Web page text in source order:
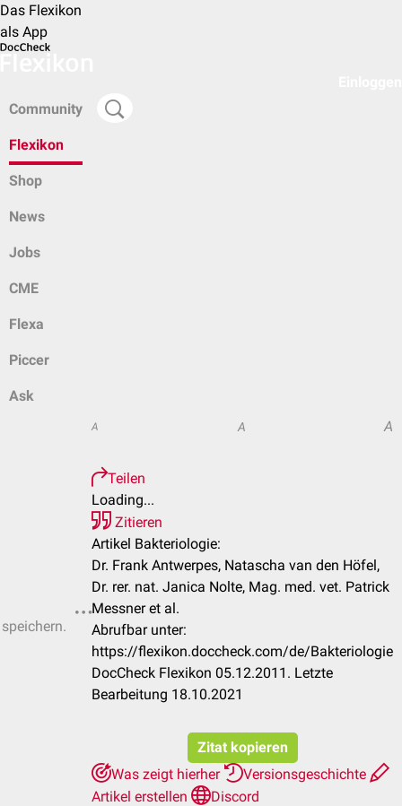
Das Flexikon
als App
Community
Flexikon
Shop
News
Jobs
CME
Flexa
Piccer
Ask
A A A
Teilen
Loading...
Zitieren
Artikel Bakteriologie:
Dr. Frank Antwerpes, Natascha van den Höfel,
Dr. rer. nat. Janica Nolte, Mag. med. vet. Patrick
Messner et al.
Abrufbar unter:
https://flexikon.doccheck.com/de/Bakteriologie
DocCheck Flexikon 05.12.2011. Letzte
Bearbeitung 18.10.2021
Zitat kopieren
Was zeigt hierher
Versionsgeschichte
Artikel erstellen
Discord